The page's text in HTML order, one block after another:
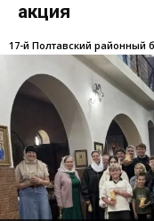
акция
17-й Полтавский районный